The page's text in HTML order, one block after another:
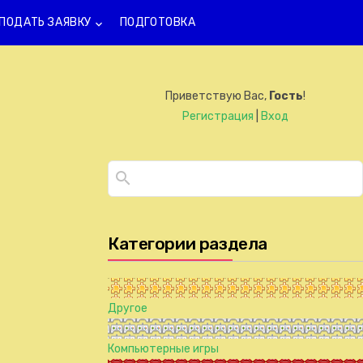
ПОДАТЬ ЗАЯВКУ keyboard_arrow_down ПОДГОТОВКА
Приветствую Вас, Гость!
Регистрация
Вход
Категории раздела
Другое
Компьютерные игры